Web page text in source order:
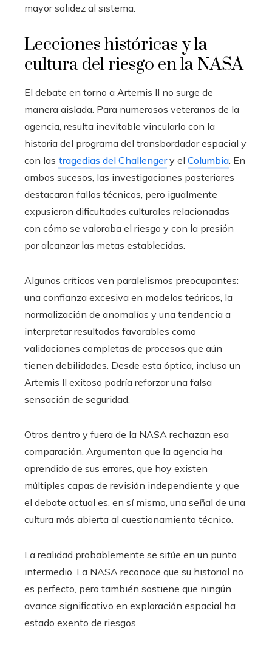
mayor solidez al sistema.
Lecciones históricas y la
cultura del riesgo en la NASA
El debate en torno a Artemis II no surge de
manera aislada. Para numerosos veteranos de la
agencia, resulta inevitable vincularlo con la
historia del programa del transbordador espacial y
con las tragedias del Challengery el Columbia. En
ambos sucesos, las investigaciones posteriores
destacaron fallos técnicos, pero igualmente
expusieron dificultades culturales relacionadas
con cómo se valoraba el riesgo y con la presión
por alcanzar las metas establecidas.
Algunos críticos ven paralelismos preocupantes:
una confianza excesiva en modelos teóricos, la
normalización de anomalías y una tendencia a
interpretar resultados favorables como
validaciones completas de procesos que aún
tienen debilidades. Desde esta óptica, incluso un
Artemis II exitoso podría reforzar una falsa
sensación de seguridad.
Otros dentro y fuera de la NASA rechazan esa
comparación. Argumentan que la agencia ha
aprendido de sus errores, que hoy existen
múltiples capas de revisión independiente y que
el debate actual es, en sí mismo, una señal de una
cultura más abierta al cuestionamiento técnico.
La realidad probablemente se sitúe en un punto
intermedio. La NASA reconoce que su historial no
es perfecto, pero también sostiene que ningún
avance significativo en exploración espacial ha
estado exento de riesgos.